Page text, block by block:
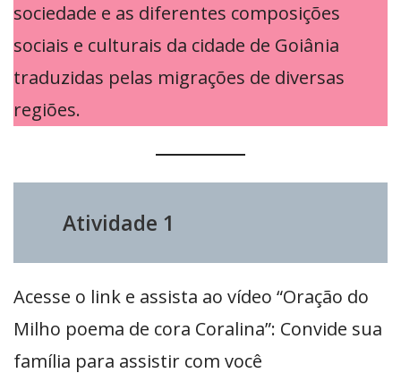
sociedade e as diferentes composições
sociais e culturais da cidade de Goiânia
traduzidas pelas migrações de diversas
regiões.
Atividade 1
Acesse o link e assista ao vídeo “Oração do
Milho poema de cora Coralina”: Convide sua
família para assistir com você